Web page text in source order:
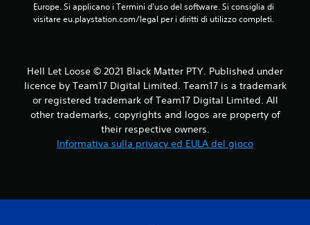
Europe. Si applicano i Termini d'uso del software. Si consiglia di
visitare eu.playstation.com/legal per i diritti di utilizzo completi.
Hell Let Loose © 2021 Black Matter PTY. Published under
licence by Team17 Digital Limited. Team17 is a trademark
or registered trademark of Team17 Digital Limited. All
other trademarks, copyrights and logos are property of
their respective owners.
Informativa sulla privacy ed EULA del gioco